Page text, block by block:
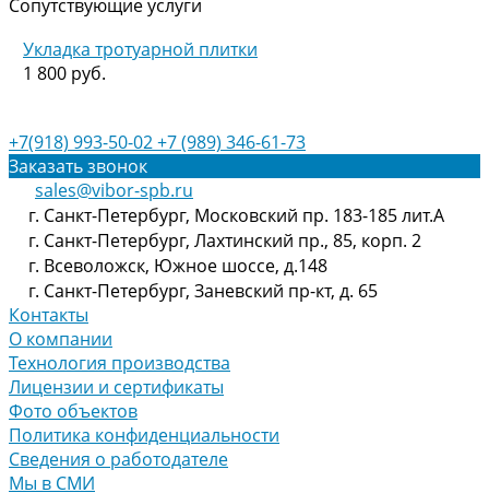
Сопутствующие услуги
Укладка тротуарной плитки
1 800 руб.
+7(918) 993-50-02+7 (989) 346-61-73
Заказать звонок
sales@vibor-spb.ru
г. Санкт-Петербург, Московский пр. 183-185 лит.А
г. Санкт-Петербург, Лахтинский пр., 85, корп. 2
г. Всеволожск, Южное шоссе, д.148
г. Санкт-Петербург, Заневский пр-кт, д. 65
Контакты
О компании
Технология производства
Лицензии и сертификаты
Фото объектов
Политика конфиденциальности
Сведения о работодателе
Мы в СМИ